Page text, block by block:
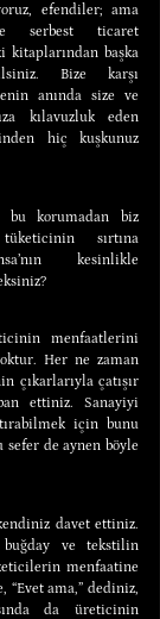
efendiler; ama
serbest ticaret
kitaplarından başka
Bize karşı
anında size ve
kılavuzluk eden
hiç kuşkunuz
bu korumadan biz
sırtına
kesinlikle
menfaatlerini
Her ne zaman
çıkarlarıyla çatışır
ettiniz. Sanayiyi
için bunu
sefer de aynen böyle
davet ettiniz.
ve tekstilin
menfaatine
“Evet ama,” dediniz,
da üreticinin